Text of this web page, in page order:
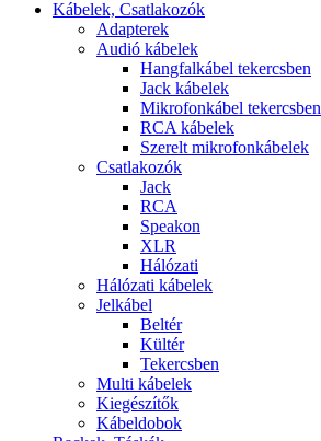
Kábelek, Csatlakozók
Adapterek
Audió kábelek
Hangfalkábel tekercsben
Jack kábelek
Mikrofonkábel tekercsben
RCA kábelek
Szerelt mikrofonkábelek
Csatlakozók
Jack
RCA
Speakon
XLR
Hálózati
Hálózati kábelek
Jelkábel
Beltér
Kültér
Tekercsben
Multi kábelek
Kiegészítők
Kábeldobok